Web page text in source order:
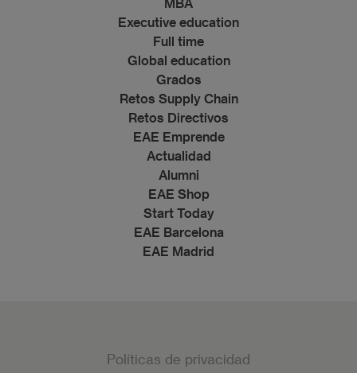
Executive education
Full time
Global education
Grados
Retos Supply Chain
Retos Directivos
EAE Emprende
Actualidad
Alumni
EAE Shop
Start Today
EAE Barcelona
EAE Madrid
Políticas de privacidad